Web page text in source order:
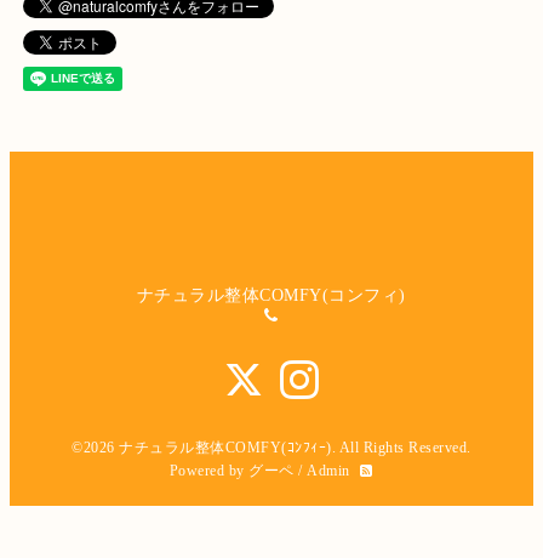
ナチュラル整体COMFY(コンフィ)
©2026ナチュラル整体COMFY(ｺﾝﾌｨｰ) . All Rights Reserved.
Powered by グーペ / Admin